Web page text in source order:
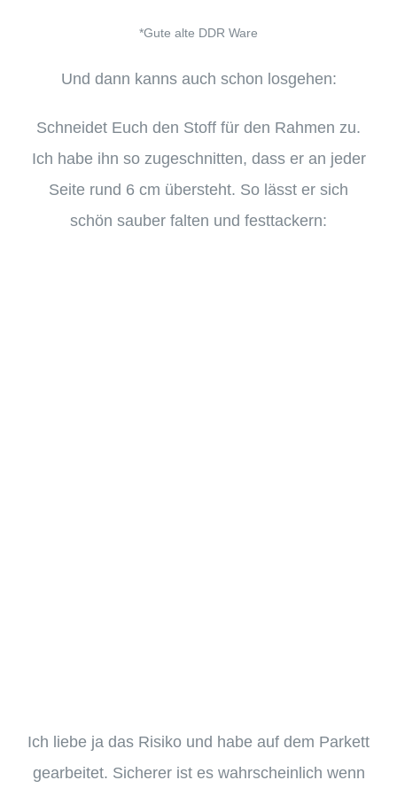
*Gute alte DDR Ware
Und dann kanns auch schon losgehen:
Schneidet Euch den Stoff für den Rahmen zu.
Ich habe ihn so zugeschnitten, dass er an jeder
Seite rund 6 cm übersteht. So lässt er sich
schön sauber falten und festtackern:
Ich liebe ja das Risiko und habe auf dem Parkett
gearbeitet. Sicherer ist es wahrscheinlich wenn